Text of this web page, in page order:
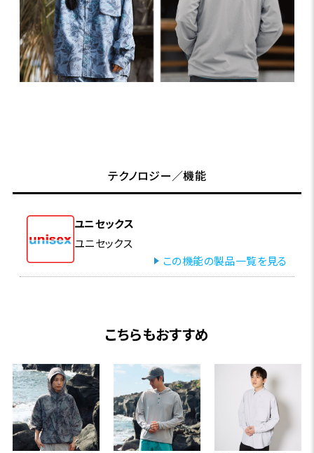
テクノロジー／機能
ユニセックス
ユニセックス
この機能の製品一覧を見る
こちらもおすすめ